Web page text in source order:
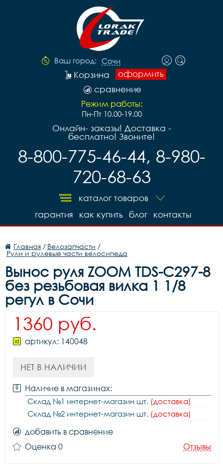
Ваш город: Сочи
оформить
Корзина
сравнение
Режим работы:
Пн-Пт 10.00-19.00
Онлайн- заказы! Доставка -
бесплатно! Звоните!
8-800-775-46-44, 8-980-
720-68-63
каталог товаров
контакты
блог
как купить
гарантия
Главная / Велозапчасти /
Рули и рулевые части велосипеда
Вынос руля ZOOM TDS-C297-8
без резьбовая вилка 1 1/8
регул в Сочи
1360 руб.
артикул: 140048
НЕТ В НАЛИЧИИ
Наличие в магазинах:
Склад №1 интернет-магазин шт. (доставка)
Склад №2 интернет-магазин шт. (доставка)
добавить в сравнение
Оценка 0
Отзывы